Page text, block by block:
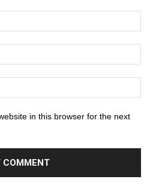
in this browser for the next